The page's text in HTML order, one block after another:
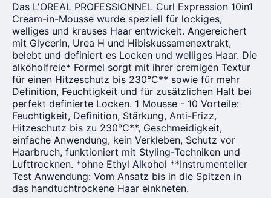
Das L'OREAL PROFESSIONNEL Curl Expression 10in1
Cream-in-Mousse wurde speziell für lockiges,
welliges und krauses Haar entwickelt. Angereichert
mit Glycerin, Urea H und Hibiskussamenextrakt,
belebt und definiert es Locken und welliges Haar. Die
alkoholfreie* Formel sorgt mit ihrer cremigen Textur
für einen Hitzeschutz bis 230°C** sowie für mehr
Definition, Feuchtigkeit und für zusätzlichen Halt bei
perfekt definierte Locken. 1 Mousse - 10 Vorteile:
Feuchtigkeit, Definition, Stärkung, Anti-Frizz,
Hitzeschutz bis zu 230°C**, Geschmeidigkeit,
einfache Anwendung, kein Verkleben, Schutz vor
Haarbruch, funktioniert mit Styling-Techniken und
Lufttrocknen. *ohne Ethyl Alkohol **Instrumenteller
Test Anwendung: Vom Ansatz bis in die Spitzen in
das handtuchtrockene Haar einkneten.